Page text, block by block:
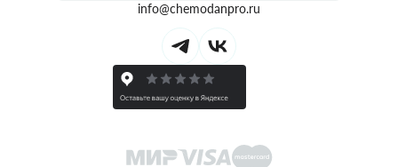
info@chemodanpro.ru